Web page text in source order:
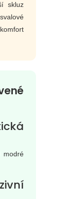
skluz
modré